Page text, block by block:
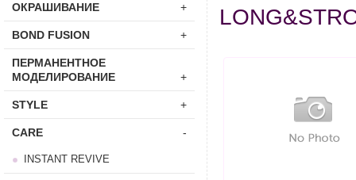
ОКРАШИВАНИЕ +
BOND FUSION +
ПЕРМАНЕНТНОЕ
МОДЕЛИРОВАНИЕ
+
STYLE +
CARE -
INSTANT REVIVE